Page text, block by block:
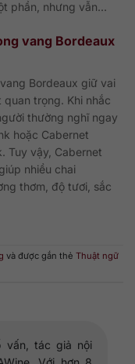
phần, nhưng vẫn...
vang Bordeaux
Bordeaux giữ vai
trọng. Khi nhắc
thường nghĩ ngay
hoặc Cabernet
Tuy vậy, Cabernet
nhiều chai
thơm, độ tươi, sắc
và được gắn thẻ Thuật ngữ
vấn, tác giả nội